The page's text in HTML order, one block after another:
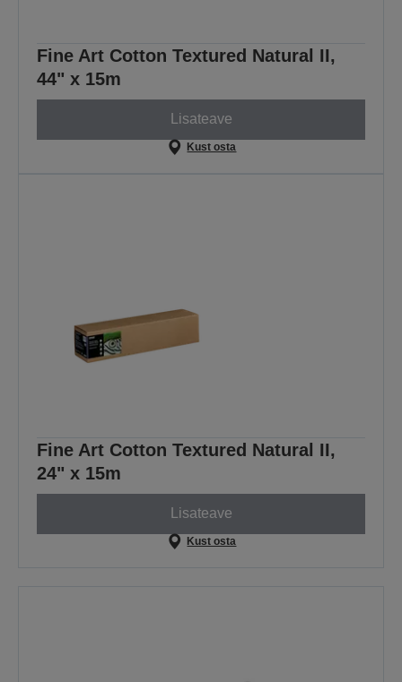
Fine Art Cotton Textured Natural II,
44" x 15m
Lisateave
Kust osta
Fine Art Cotton Textured Natural II,
24" x 15m
Lisateave
Kust osta